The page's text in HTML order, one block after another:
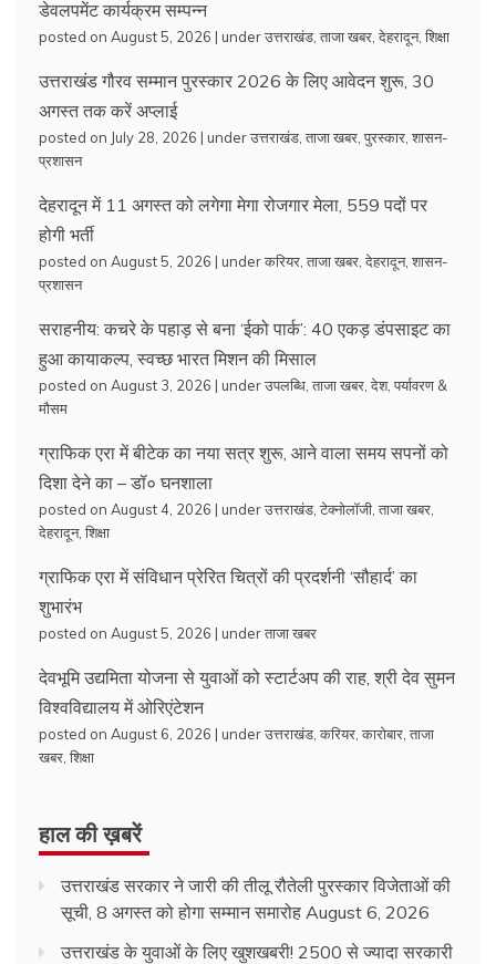
डेवलपमेंट कार्यक्रम सम्पन्न
posted on August 5, 2026 | underउत्तराखंड ताजा खबर देहरादून, शिक्षा
उत्तराखंड गौरव सम्मान पुरस्कार 2026 के लिए आवेदन शुरू, 30
अगस्त तक करें अप्लाई
posted on July 28, 2026 | underउत्तराखंड ताजा खबर पुरस्कार शासन-
प्रशासन
देहरादून में 11 अगस्त को लगेगा मेगा रोजगार मेला, 559 पदों पर
होगी भर्ती
posted on August 5, 2026 | underकरियर ताजा खबर देहरादून, शासन-
प्रशासन
सराहनीय: कचरे के पहाड़ से बना ‘ईको पार्क’: 40 एकड़ डंपसाइट का
हुआ कायाकल्प, स्वच्छ भारत मिशन की मिसाल
posted on August 3, 2026 | underउपलब्धि ताजा खबर देश, पर्यावरण &
मौसम
ग्राफिक एरा में बीटेक का नया सत्र शुरू, आने वाला समय सपनों को
दिशा देने का – डॉ० घनशाला
posted on August 4, 2026 | underउत्तराखंड टेक्नोलॉजी ताजा खबर
देहरादून, शिक्षा
ग्राफिक एरा में संविधान प्रेरित चित्रों की प्रदर्शनी ‘सौहार्द’ का
शुभारंभ
posted on August 5, 2026 | underताजा खबर
देवभूमि उद्यमिता योजना से युवाओं को स्टार्टअप की राह, श्री देव सुमन
विश्वविद्यालय में ओरिएंटेशन
posted on August 6, 2026 | underउत्तराखंड करियर कारोबार ताजा
खबर शिक्षा
हाल की ख़बरें
उत्तराखंड सरकार ने जारी की तीलू रौतेली पुरस्कार विजेताओं की
सूची, 8 अगस्त को होगा सम्मान समारोह August 6, 2026
उत्तराखंड के युवाओं के लिए खुशखबरी! 2500 से ज्यादा सरकारी